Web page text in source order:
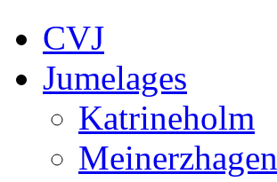
CVJ
Jumelages
Katrineholm
Meinerzhagen